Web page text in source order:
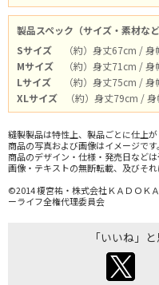
製品スペック（サイズ・素材など
Sサイズ
（約）身丈67cm /
Mサイズ
（約）身丈71cm /
Lサイズ
（約）身丈75cm /
XLサイズ
（約）身丈79cm /
縫製製品は特性上、製品ごとに仕上
商品の写真および画像はイメージで
商品のデザイン・仕様・発売日など
画像・テキストの無断転載、及びそ
©2014 榎宮祐・株式会社ＫＡＤＯＫ
ーライフ全権代理委員会
「いいね」